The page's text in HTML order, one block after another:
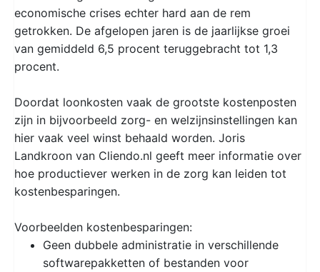
economische crises echter hard aan de rem
getrokken. De afgelopen jaren is de jaarlijkse groei
van gemiddeld 6,5 procent teruggebracht tot 1,3
procent.
Doordat loonkosten vaak de grootste kostenposten
zijn in bijvoorbeeld zorg- en welzijnsinstellingen kan
hier vaak veel winst behaald worden. Joris
Landkroon van Cliendo.nl geeft meer informatie over
hoe productiever werken in de zorg kan leiden tot
kostenbesparingen.
Voorbeelden kostenbesparingen:
Geen dubbele administratie in verschillende
softwarepakketten of bestanden voor